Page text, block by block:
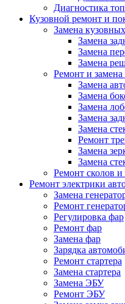
Диагностика
Кузовной ремонт и
Замена
Замена
Замена
Замена
Ремонт и замена
Замена
Замена
Замена
Замена
Замена
Ремонт
Замена
Замена
Ремонт сколов
Ремонт электрики
Замена
Ремонт
Регулировка фар
Ремонт фар
Замена фар
Зарядка
Ремонт стартера
Замена стартера
Замена ЭБУ
Ремонт ЭБУ